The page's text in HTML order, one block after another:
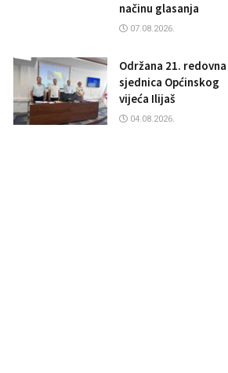
načinu glasanja
07.08.2026.
Održana 21. redovna
sjednica Općinskog
vijeća Ilijaš
04.08.2026.